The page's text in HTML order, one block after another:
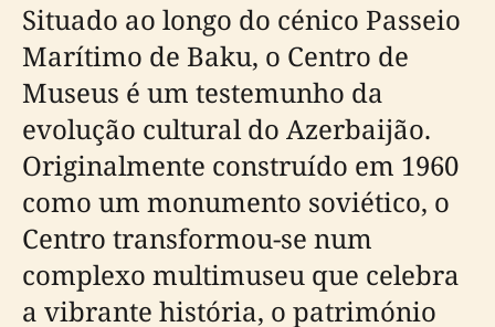
Situado ao longo do cénico Passeio
Marítimo de Baku, o Centro de
Museus é um testemunho da
evolução cultural do Azerbaijão.
Originalmente construído em 1960
como um monumento soviético, o
Centro transformou-se num
complexo multimuseu que celebra
a vibrante história, o património